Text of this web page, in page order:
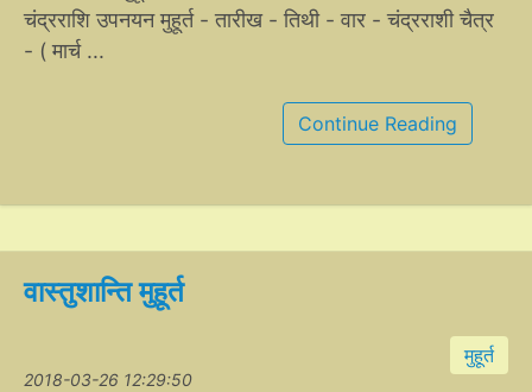
चंद्रराशि उपनयन मुहूर्त - तारीख - तिथी - वार - चंद्रराशी चैत्र
- ( मार्च ...
Continue Reading
वास्तुशान्ति मुहूर्त
मुहूर्त
2018-03-26 12:29:50